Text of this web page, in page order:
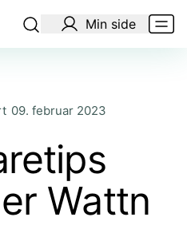
Min side
09. februar 2023
Wattn